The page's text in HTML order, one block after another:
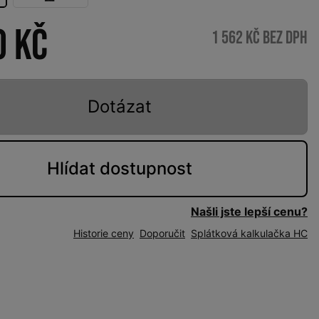
Kč 1 562 Kč bez DPH
Dotázat
Hlídat dostupnost
Našli jste lepší cenu?
Historie ceny Doporučit Splátková kalkulačka HC